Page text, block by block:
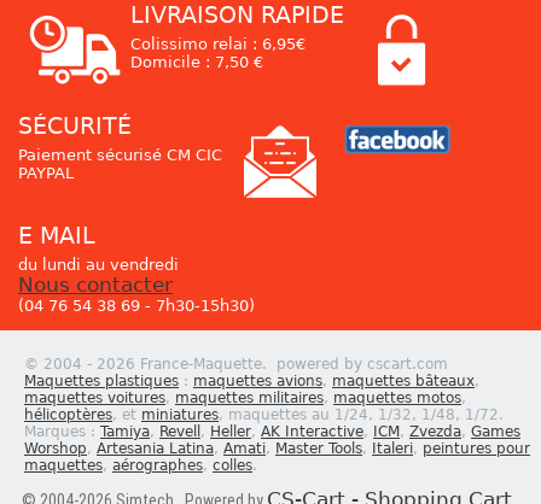
LIVRAISON RAPIDE
Colissimo relai : 6,95€
Domicile : 7,50 €
SÉCURITÉ
Paiement sécurisé CM CIC
PAYPAL
E MAIL
du lundi au vendredi
Nous contacter
(04 76 54 38 69 - 7h30-15h30)
© 2004 - 2026 France-Maquette. powered by cscart.com
Maquettes plastiques : maquettes avions, maquettes bâteaux,
maquettes voitures, maquettes militaires, maquettes motos,
hélicoptères, et miniatures, maquettes au 1/24, 1/32, 1/48, 1/72.
Marques : Tamiya, Revell , Heller, AK Interactive, ICM , Zvezda, Games
Worshop, Artesania Latina, Amati, Master Tools, Italeri, peintures pour
maquettes, aérographes, colles.